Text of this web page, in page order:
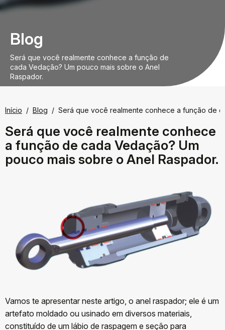
Blog
Será que você realmente conhece a função de
cada Vedação? Um pouco mais sobre o Anel
Raspador.
Início Blog Será que você realmente conhece a função de
Será que você realmente conhece
a função de cada Vedação? Um
pouco mais sobre o Anel Raspador.
Vamos te apresentar neste artigo, o anel raspador; ele é um
artefato moldado ou usinado em diversos materiais,
constituído de um lábio de raspagem e seção para